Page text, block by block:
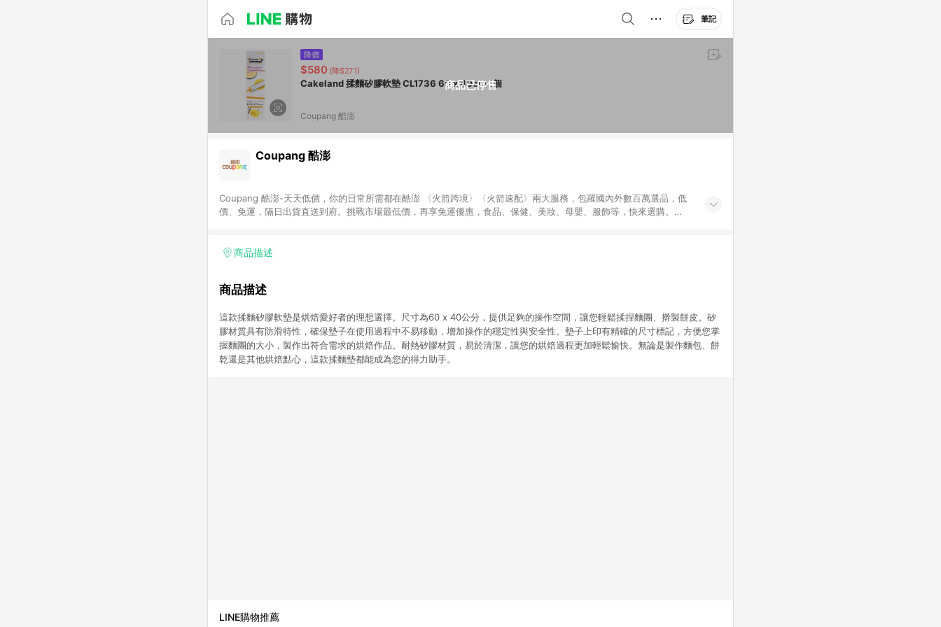
筆記
商品已停售
降價
$580 (降$271)
Cakeland 揉麵矽膠軟墊 CL1736 60 x 40cm 1個
Coupang 酷澎
Coupang 酷澎
Coupang 酷澎-天天低價，你的日常所需都在酷澎 〈火箭跨境〉〈火箭速配〉兩大服務，包羅國內外數百萬選品，低
價、免運，隔日出貨直送到府。挑戰市場最低價，再享免運優惠，食品、保健、美妝、母嬰、服飾等，快來選購。
商品描述
商品描述
這款揉麵矽膠軟墊是烘焙愛好者的理想選擇。尺寸為60 x 40公分，提供足夠的操作空間，讓您輕鬆揉捏麵團、擀製餅皮。矽
膠材質具有防滑特性，確保墊子在使用過程中不易移動，增加操作的穩定性與安全性。墊子上印有精確的尺寸標記，方便您掌
握麵團的大小，製作出符合需求的烘焙作品。耐熱矽膠材質，易於清潔，讓您的烘焙過程更加輕鬆愉快。無論是製作麵包、餅
乾還是其他烘焙點心，這款揉麵墊都能成為您的得力助手。
LINE購物推薦